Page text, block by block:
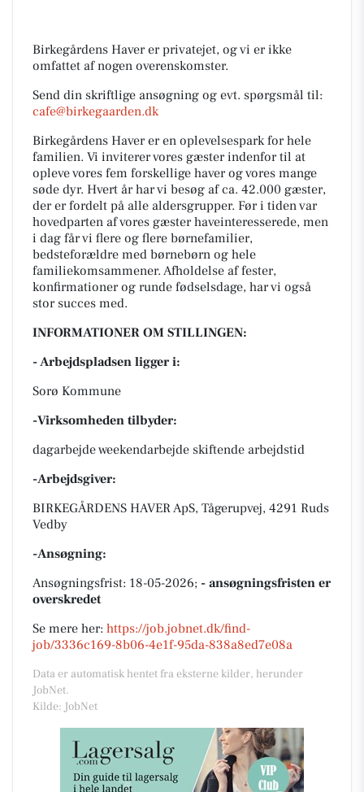
Birkegårdens Haver er privatejet, og vi er ikke
omfattet af nogen overenskomster.
Send din skriftlige ansøgning og evt. spørgsmål til:
cafe@birkegaarden.dk
Birkegårdens Haver er en oplevelsespark for hele
familien. Vi inviterer vores gæster indenfor til at
opleve vores fem forskellige haver og vores mange
søde dyr. Hvert år har vi besøg af ca. 42.000 gæster,
der er fordelt på alle aldersgrupper. Før i tiden var
hovedparten af vores gæster haveinteresserede, men
i dag får vi flere og flere børnefamilier,
bedsteforældre med børnebørn og hele
familiekomsammener. Afholdelse af fester,
konfirmationer og runde fødselsdage, har vi også
stor succes med.
INFORMATIONER OM STILLINGEN:
- Arbejdspladsen ligger i:
Sorø Kommune
-Virksomheden tilbyder:
dagarbejde weekendarbejde skiftende arbejdstid
-Arbejdsgiver:
BIRKEGÅRDENS HAVER ApS, Tågerupvej, 4291 Ruds
Vedby
-Ansøgning:
Ansøgningsfrist: 18-05-2026; - ansøgningsfristen er
overskredet
Se mere her: https://job.jobnet.dk/find-
job/3336c169-8b06-4e1f-95da-838a8ed7e08a
Data er automatisk hentet fra eksterne kilder, herunder
JobNet.
Kilde: JobNet